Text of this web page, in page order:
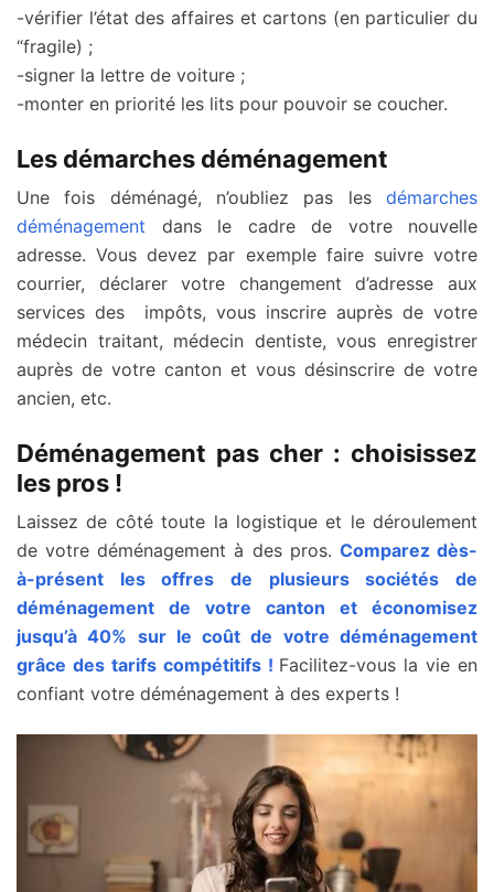
-vérifier l’état des affaires et cartons (en particulier du
“fragile) ;
-signer la lettre de voiture ;
-monter en priorité les lits pour pouvoir se coucher.
Les démarches déménagement
Une fois déménagé, n’oubliez pas les démarches
déménagement dans le cadre de votre nouvelle
adresse. Vous devez par exemple faire suivre votre
courrier, déclarer votre changement d’adresse aux
services des impôts, vous inscrire auprès de votre
médecin traitant, médecin dentiste, vous enregistrer
auprès de votre canton et vous désinscrire de votre
ancien, etc.
Déménagement pas cher : choisissez
les pros !
Laissez de côté toute la logistique et le déroulement
de votre déménagement à des pros. Comparez dès-
à-présent les offres de plusieurs sociétés de
déménagement de votre canton et économisez
jusqu’à 40% sur le coût de votre déménagement
grâce des tarifs compétitifs ! Facilitez-vous la vie en
confiant votre déménagement à des experts !